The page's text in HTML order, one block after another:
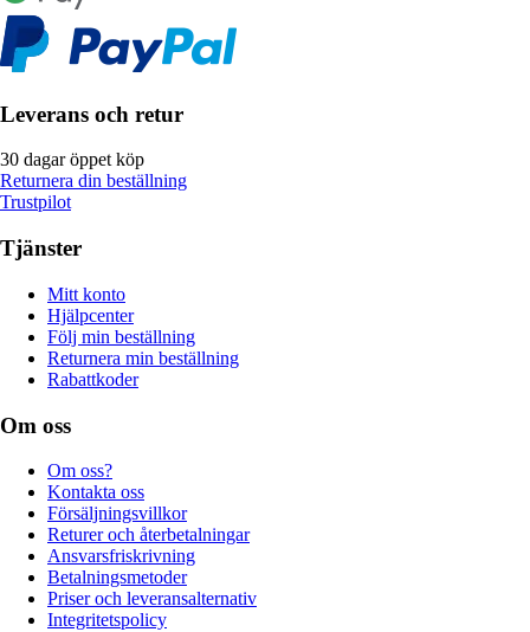
Leverans och retur
30 dagar öppet köp
Returnera din beställning
Trustpilot
Tjänster
Mitt konto
Hjälpcenter
Följ min beställning
Returnera min beställning
Rabattkoder
Om oss
Om oss?
Kontakta oss
Försäljningsvillkor
Returer och återbetalningar
Ansvarsfriskrivning
Betalningsmetoder
Priser och leveransalternativ
Integritetspolicy